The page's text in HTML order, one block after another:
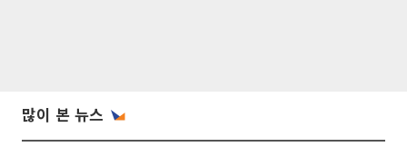
많이 본 뉴스